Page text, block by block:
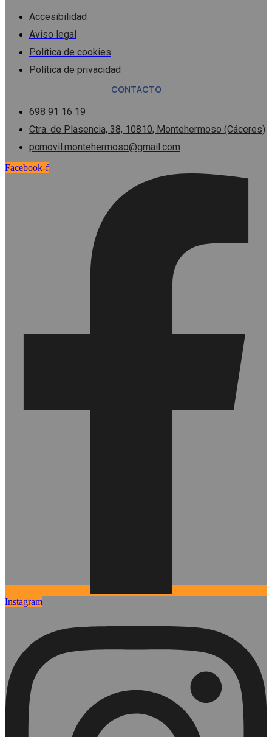
Accesibilidad
Aviso legal
Política de cookies
Política de privacidad
CONTACTO
698 91 16 19
Ctra. de Plasencia, 38, 10810, Montehermoso (Cáceres)
pcmovil.montehermoso@gmail.com
Facebook-f
Instagram